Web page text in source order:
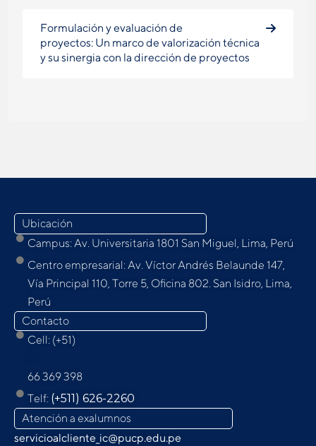
Formulación y evaluación de
proyectos: Un marco de valorización técnica
y su sinergia con la dirección de proyectos
Ubicación
Campus: Av. Universitaria 1801 San Miguel, Lima, Perú
Centro empresarial: Av. Víctor Andrés Belaunde 147,
Vía Principal 110, Torre 5, Oﬁcina 802. San Isidro, Lima,
Perú
Contacto
Cell: (+51)
66 369 398
Telf: (+511) 626-2260
Atención a exalumnos
servicioalcliente_ic@pucp.edu.pe